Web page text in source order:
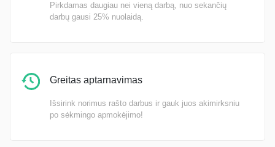
Pirkdamas daugiau nei vieną darbą, nuo sekančių
darbų gausi 25% nuolaidą.
Greitas aptarnavimas
Išsirink norimus rašto darbus ir gauk juos akimirksniu
po sėkmingo apmokėjimo!